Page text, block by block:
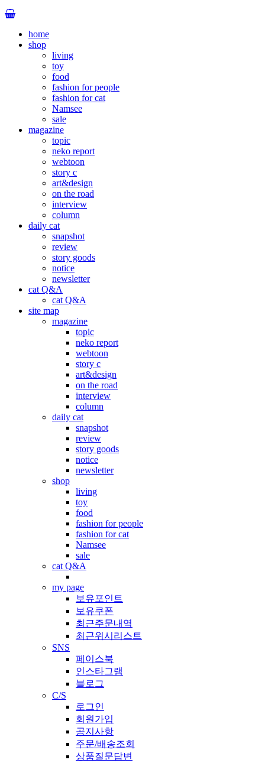
home
shop
living
toy
food
fashion for people
fashion for cat
Namsee
sale
magazine
topic
neko report
webtoon
story c
art&design
on the road
interview
column
daily cat
snapshot
review
story goods
notice
newsletter
cat Q&A
cat Q&A
site map
magazine
topic
neko report
webtoon
story c
art&design
on the road
interview
column
daily cat
snapshot
review
story goods
notice
newsletter
shop
living
toy
food
fashion for people
fashion for cat
Namsee
sale
cat Q&A
my page
보유포인트
보유쿠폰
최근주문내역
최근위시리스트
SNS
페이스북
인스타그램
블로그
C/S
로그인
회원가입
공지사항
주문/배송조회
상품질문답변